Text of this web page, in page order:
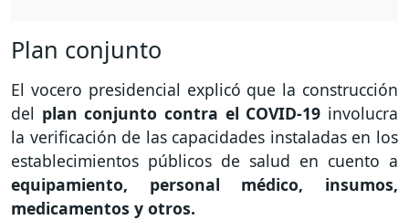
Plan conjunto
El vocero presidencial explicó que la construcción
del plan conjunto contra el COVID-19 involucra
la verificación de las capacidades instaladas en los
establecimientos públicos de salud en cuento a
equipamiento, personal médico, insumos,
medicamentos y otros.